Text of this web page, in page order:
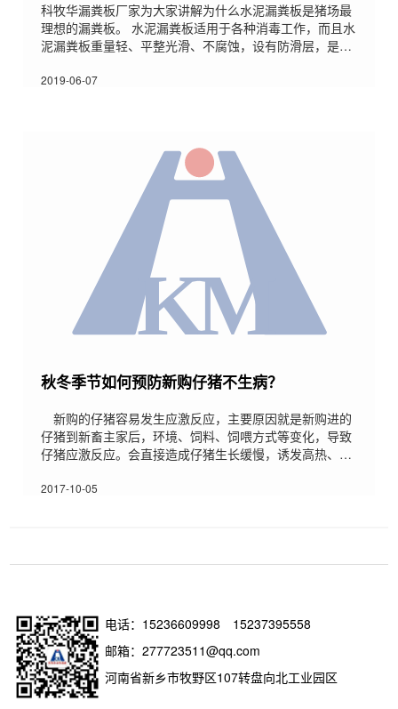
科牧华漏粪板厂家为大家讲解为什么水泥漏粪板是猪场最
理想的漏粪板。 水泥漏粪板适用于各种消毒工作，而且水
泥漏粪板重量轻、平整光滑、不腐蚀，设有防滑层，是未
消耗，计算比同样大小的传统畜牧业栏舍地板结构，能够
泥漏粪板的时候，先了解一下它们的优势，找到适合自己
2019-06-07
秋冬季节如何预防新购仔猪不生病？
新购的仔猪容易发生应激反应，主要原因就是新购进的
仔猪到新畜主家后，环境、饲料、饲喂方式等变化，导致
仔猪应激反应。会直接造成仔猪生长缓慢，诱发高热、便
应激反应加上天气比较凉，会给广大养殖户直接造成损
过程中一个必不可少的程序，在预备购进仔猪前，应先将
2017-10-05
电话： 15236609998
15237395558
邮箱：277723511@qq.com
河南省新乡市牧野区107转盘向北工业园区